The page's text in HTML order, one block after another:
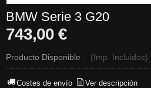
BMW Serie 3 G20
743,00 €
Producto Disponible - (Imp. Incluidos)
Costes de envío Ver descripción